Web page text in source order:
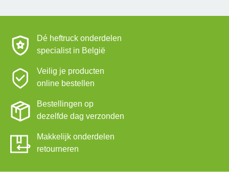
Dé heftruck onderdelen
specialist in België
Veilig je producten
online bestellen
Bestellingen op
dezelfde dag verzonden
Makkelijk onderdelen
retourneren